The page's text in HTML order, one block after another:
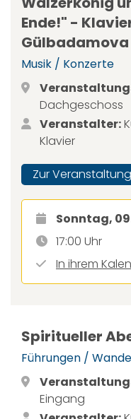
Ende!" -
Gülbadamova
Musik / Konzerte
Dachgeschoss
Veranstalter:
Klavier
Zur Veranstaltung
Sonntag,
17:00 Uhr
In ihrem
Spiritueller
Führungen /
Eingang